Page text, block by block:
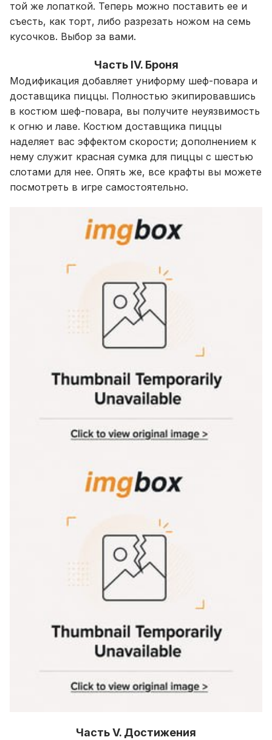
той же лопаткой. Теперь можно поставить ее и
съесть, как торт, либо разрезать ножом на семь
кусочков. Выбор за вами.
Часть IV. Броня
Модификация добавляет униформу шеф-повара и
доставщика пиццы. Полностью экипировавшись
в костюм шеф-повара, вы получите неуязвимость
к огню и лаве. Костюм доставщика пиццы
наделяет вас эффектом скорости; дополнением к
нему служит красная сумка для пиццы с шестью
слотами для нее. Опять же, все крафты вы можете
посмотреть в игре самостоятельно.
Часть V. Достижения